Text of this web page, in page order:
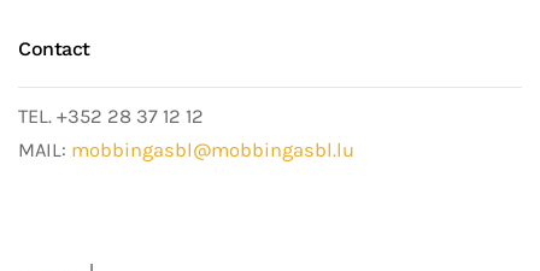
Contact
TEL. +352 28 37 12 12
MAIL: mobbingasbl@mobbingasbl.lu